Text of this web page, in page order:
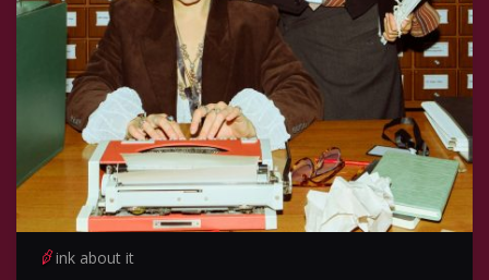
ink about it